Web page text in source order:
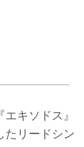
キソドス』
たリードシン